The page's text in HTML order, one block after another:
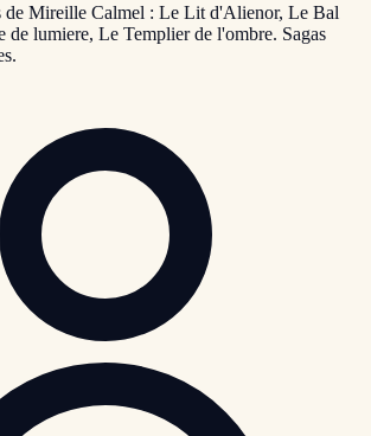
de Mireille Calmel : Le Lit d'Alienor, Le Bal
de lumiere, Le Templier de l'ombre. Sagas